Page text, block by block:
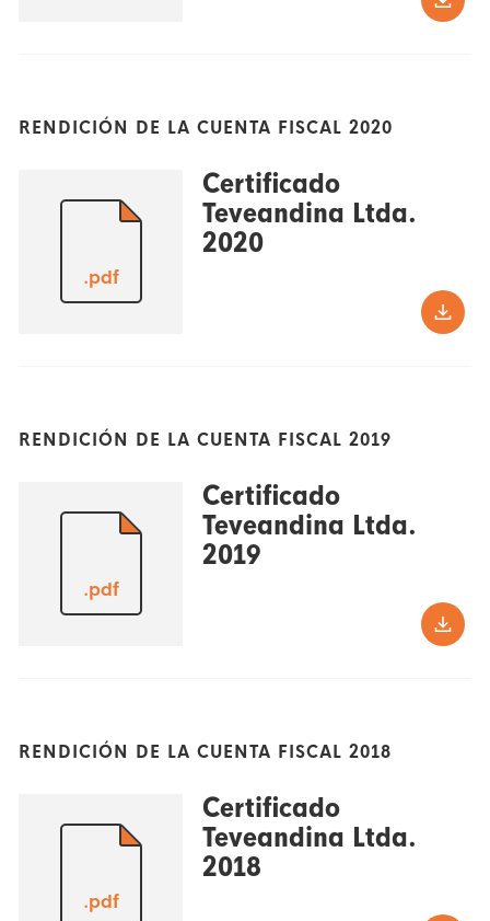
RENDICIÓN DE LA CUENTA FISCAL 2020
.pdf
Certificado
Teveandina Ltda.
2020
RENDICIÓN DE LA CUENTA FISCAL 2019
.pdf
Certificado
Teveandina Ltda.
2019
RENDICIÓN DE LA CUENTA FISCAL 2018
.pdf
Certificado
Teveandina Ltda.
2018